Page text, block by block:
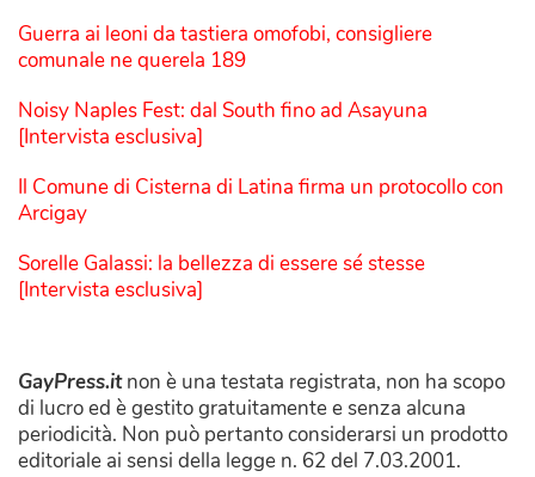
Guerra ai leoni da tastiera omofobi, consigliere
comunale ne querela 189
Noisy Naples Fest: dal South fino ad Asayuna
[Intervista esclusiva]
Il Comune di Cisterna di Latina firma un protocollo con
Arcigay
Sorelle Galassi: la bellezza di essere sé stesse
[Intervista esclusiva]
GayPress.itnon è una testata registrata, non ha scopo
di lucro ed è gestito gratuitamente e senza alcuna
periodicità. Non può pertanto considerarsi un prodotto
editoriale ai sensi della legge n. 62 del 7.03.2001.